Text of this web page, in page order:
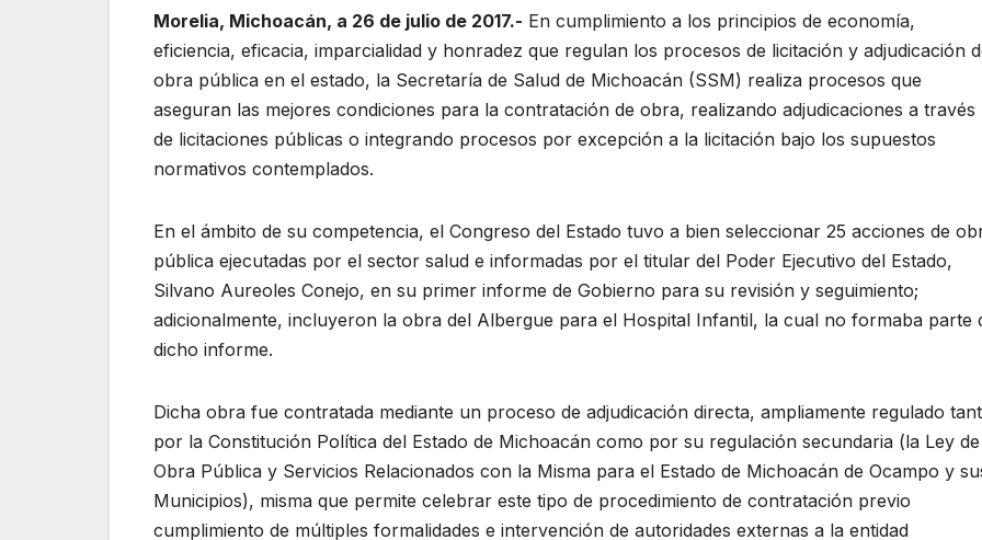
Morelia, Michoacán, a 26 de julio de 2017.- En cumplimiento a los principios de economía,
eficiencia, eficacia, imparcialidad y honradez que regulan los procesos de licitación y adjudicación
obra pública en el estado, la Secretaría de Salud de Michoacán (SSM) realiza procesos que
aseguran las mejores condiciones para la contratación de obra, realizando adjudicaciones a través
de licitaciones públicas o integrando procesos por excepción a la licitación bajo los supuestos
normativos contemplados.
En el ámbito de su competencia, el Congreso del Estado tuvo a bien seleccionar 25 acciones de
pública ejecutadas por el sector salud e informadas por el titular del Poder Ejecutivo del Estado,
Silvano Aureoles Conejo, en su primer informe de Gobierno para su revisión y seguimiento;
adicionalmente, incluyeron la obra del Albergue para el Hospital Infantil, la cual no formaba parte
dicho informe.
Dicha obra fue contratada mediante un proceso de adjudicación directa, ampliamente regulado
por la Constitución Política del Estado de Michoacán como por su regulación secundaria (la Ley de
Obra Pública y Servicios Relacionados con la Misma para el Estado de Michoacán de Ocampo y
Municipios), misma que permite celebrar este tipo de procedimiento de contratación previo
cumplimiento de múltiples formalidades e intervención de autoridades externas a la entidad